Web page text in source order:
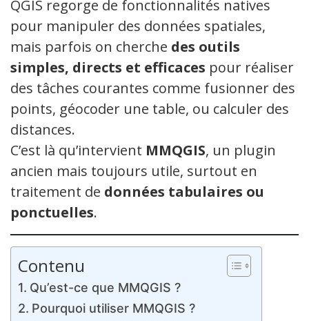
QGIS regorge de fonctionnalités natives
pour manipuler des données spatiales,
mais parfois on cherche des outils
simples, directs et efficaces pour réaliser
des tâches courantes comme fusionner des
points, géocoder une table, ou calculer des
distances.
C’est là qu’intervient MMQGIS, un plugin
ancien mais toujours utile, surtout en
traitement de données tabulaires ou
ponctuelles.
Contenu
Qu’est-ce que MMQGIS ?
Pourquoi utiliser MMQGIS ?